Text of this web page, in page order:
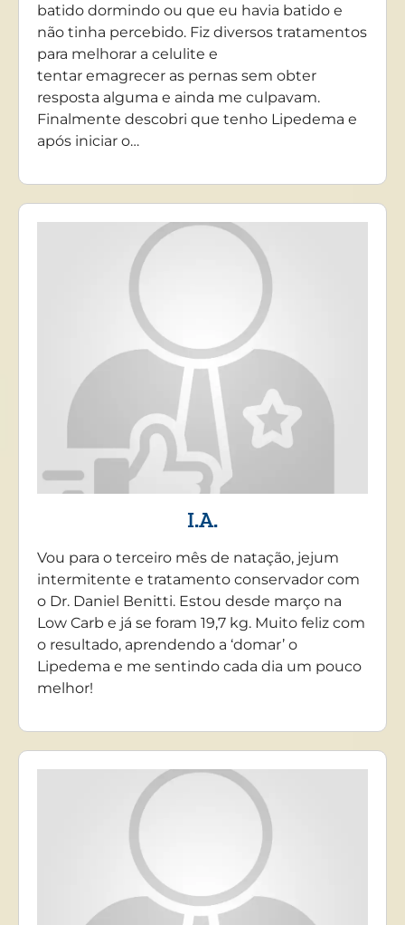
batido dormindo ou que eu havia batido e
não tinha percebido. Fiz diversos tratamentos
para melhorar a celulite e
tentar emagrecer as pernas sem obter
resposta alguma e ainda me culpavam.
Finalmente descobri que tenho Lipedema e
após iniciar o…
I.A.
Vou para o terceiro mês de natação, jejum
intermitente e tratamento conservador com
o Dr. Daniel Benitti. Estou desde março na
Low Carb e já se foram 19,7 kg. Muito feliz com
o resultado, aprendendo a ‘domar’ o
Lipedema e me sentindo cada dia um pouco
melhor!